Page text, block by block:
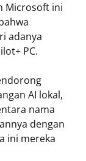
Microsoft ini
adanya
PC.
AI lokal,
nama
dengan
ini mereka